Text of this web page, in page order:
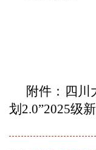
附件：四川
划2.0”2025级